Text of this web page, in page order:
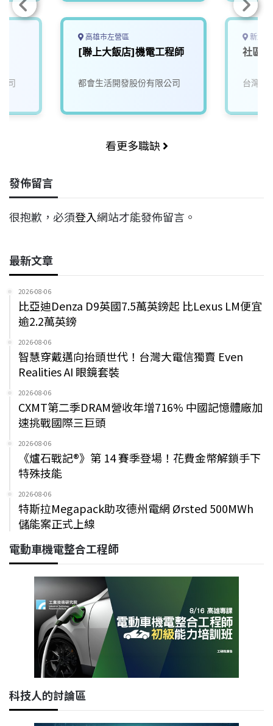
司
高雄市左營區
[聯上大飯店]機電工程師
都會生活開發股份有限公司
新北
社區
台灣寶
看更多職缺
發佈留言
很抱歉，必須登入網站才能發佈留言。
最新文章
2026-08-06
比亞迪Denza D9英國7.5萬英鎊起 比Lexus LM便宜
逾2.2萬英鎊
2026-08-06
智慧穿戴邁向抬頭世代！台灣大電信獨賣 Even
Realities AI 眼鏡套裝
2026-08-06
CXMT第二季DRAM營收年增716% 中國記憶體廠加
速挑戰國際三巨頭
2026-08-06
《爐石戰記®》第 14 賽季登場！花費金幣解鎖手下
特殊技能
2026-08-06
特斯拉Megapack助攻德州電網 Ørsted 500MWh
儲能案正式上線
電動車機電整合工程師
科技人的討論區